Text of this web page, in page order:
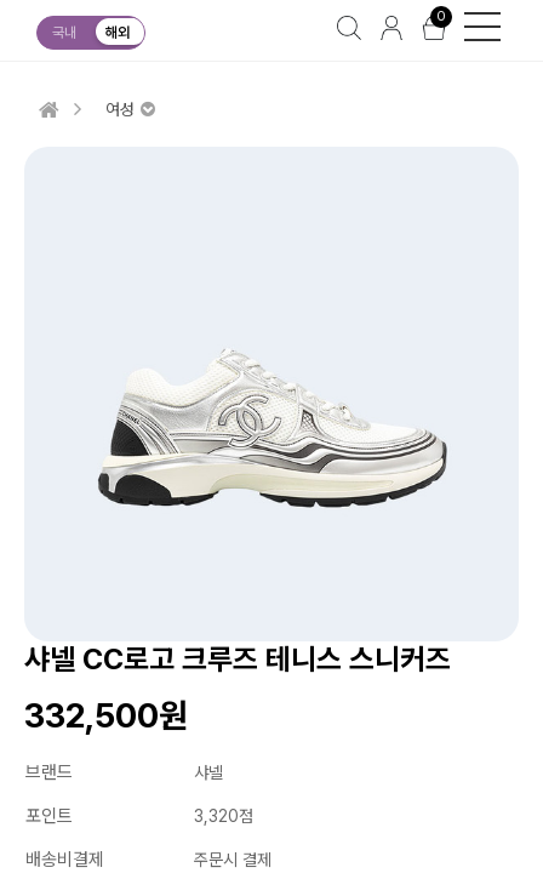
국내 해외
0
여성
샤넬 CC로고 크루즈 테니스 스니커즈
332,500원
브랜드 샤넬
포인트 3,320점
배송비결제 주문시 결제